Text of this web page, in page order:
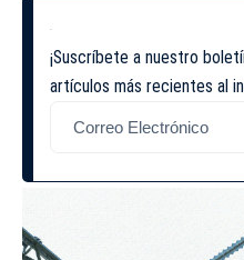
¡Suscríbete a nuestro
artículos más recientes al